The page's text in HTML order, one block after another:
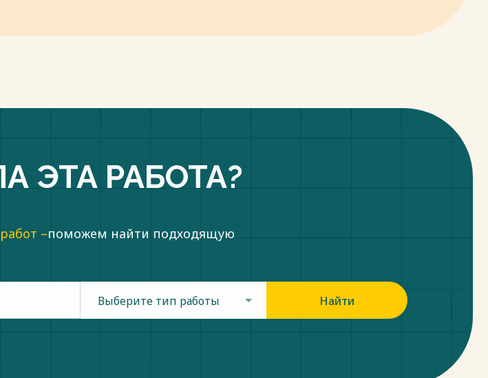
ЭТА РАБОТА?
–поможем найти подходящую
Выберите тип работы Найти